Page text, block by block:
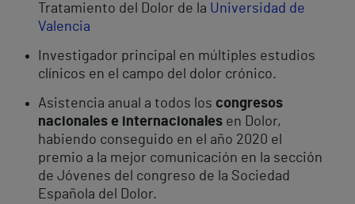
Tratamiento del Dolor de la Universidad de
Valencia
Investigador principal en múltiples estudios
clínicos en el campo del dolor crónico.
Asistencia anual a todos los congresos
nacionales e internacionales en Dolor,
habiendo conseguido en el año 2020 el
premio a la mejor comunicación en la sección
de Jóvenes del congreso de la Sociedad
Española del Dolor.